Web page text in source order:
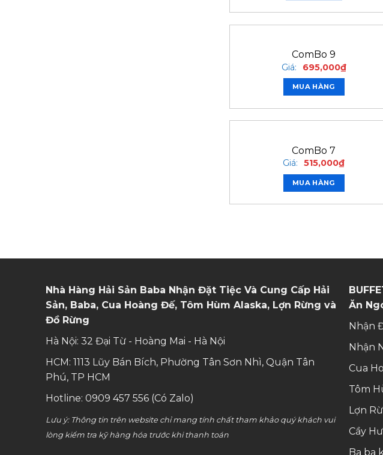
ComBo 9
Giá: 695,000₫
MUA HÀNG
ComBo 7
Giá: 515,000₫
MUA HÀNG
Nhà Hàng Hải Sản Baba Nhận Đặt Tiệc Và Cung Cấp Hải
Sản, Baba, Cua Hoàng Đế, Tôm Hùm Alaska, Lợn Rừng và
Đồ Rừng
Hà Nội: 32 Đại Từ - Hoàng Mai - Hà Nội
HCM: 1113 Lũy Bán Bích, Phường Tân Sơn Nhì, Quận Tân
Phú, TP HCM
Hotline: 0909 457 556 (Có Zalo)
Lưu ý: Thông tin trên website chỉ mang tính chất tham khảo quý khách vui
lòng kiểm tra kỹ hàng hóa trước khi thanh toán
Ăn
Nhận
Nhận
Cua
Tôm
Lợn
Cầy
Ba ba